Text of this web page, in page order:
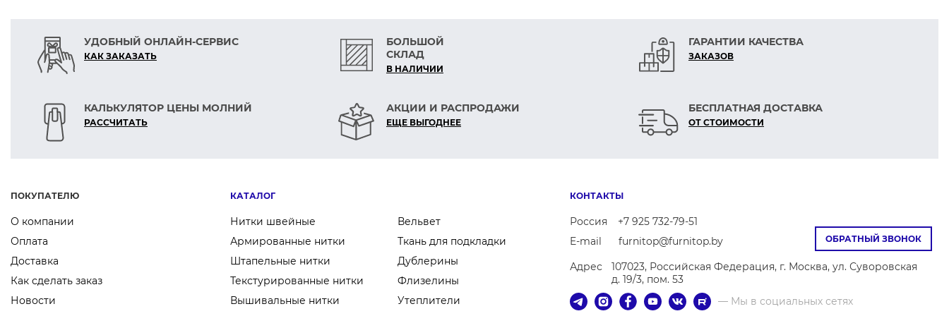
УДОБНЫЙ ОНЛАЙН-СЕРВИС
КАК ЗАКАЗАТЬ
БОЛЬШОЙ
СКЛАД
В НАЛИЧИИ
ГАРАНТИИ КАЧЕСТВА
ЗАКАЗОВ
КАЛЬКУЛЯТОР ЦЕНЫ МОЛНИЙ
РАСCЧИТАТЬ
АКЦИИ И РАСПРОДАЖИ
ЕЩЕ ВЫГОДНЕЕ
БЕСПЛАТНАЯ ДОСТАВКА
ОТ СТОИМОСТИ
ПОКУПАТЕЛЮ
О компании
Оплата
Доставка
Как сделать заказ
Новости
КАТАЛОГ
Нитки швейные
Армированные нитки
Штапельные нитки
Текстурированные нитки
Вышивальные нитки
Вельвет
Ткань для подкладки
Дублерины
Флизелины
Утеплители
ОБРАТНЫЙ ЗВОНОК
КОНТАКТЫ
Россия
+7 925 732-79-51
E-mail
furnitop@furnitop.by
Адрес
107023, Российская Федерация, г. Москва, ул. Суворовская
д. 19/3, пом. 53
— Мы в социальных сетях